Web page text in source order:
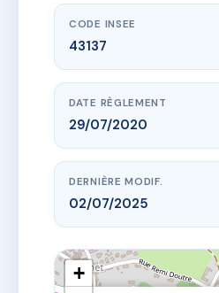
CODE INSEE
43137
DATE RÈGLEMENT
29/07/2020
DERNIÈRE MODIF.
02/07/2025
+